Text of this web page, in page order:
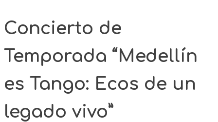
Concierto de
Temporada “Medellín
es Tango: Ecos de un
legado vivo”